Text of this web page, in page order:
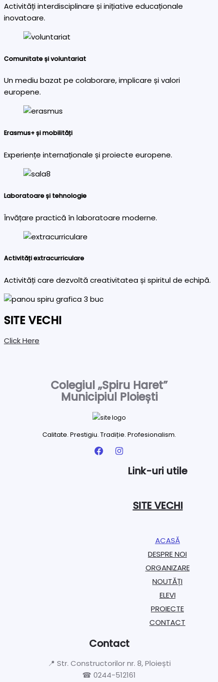
Activități interdisciplinare și inițiative educaționale
inovatoare.
Comunitate și voluntariat
Un mediu bazat pe colaborare, implicare și valori
europene.
Erasmus+ și mobilități
Experiențe internaționale și proiecte europene.
Laboratoare și tehnologie
Învățare practică în laboratoare moderne.
Activități extracurriculare
Activități care dezvoltă creativitatea și spiritul de echipă.
SITE VECHI
Click Here
Colegiul „Spiru Haret”
Municipiul Ploiești
Calitate. Prestigiu. Tradiție. Profesionalism.
Link-uri utile
SITE VECHI
ACASĂ
DESPRE NOI
ORGANIZARE​
NOUTĂȚI
ELEVI
PROIECTE​
CONTACT
Contact
📍 Str. Constructorilor nr. 8, Ploiești
☎ 0244-512161